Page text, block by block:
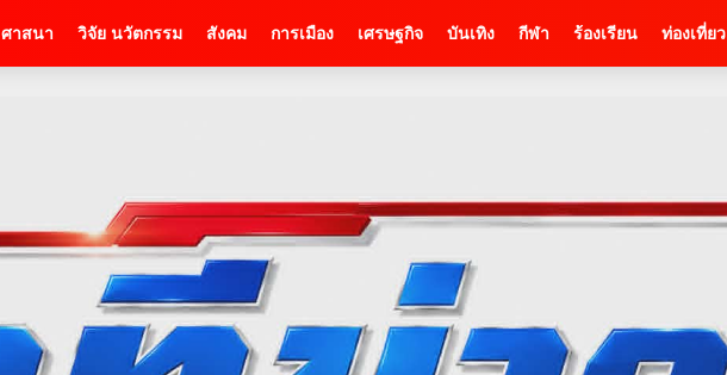
ศาสนา วิจัย นวัตกรรม สังคม การเมือง เศรษฐกิจ บันเทิง กีฬา ร้องเรียน ท่องเที่ยว